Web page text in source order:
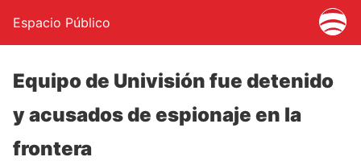
Espacio Público
Equipo de Univisión fue detenido
y acusados de espionaje en la
frontera